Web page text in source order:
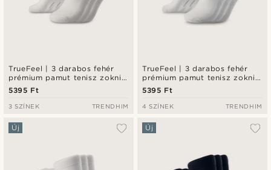
TrueFeel | 3 darabos fehér
prémium pamut tenisz zokni
piros és kék csíkos részlettel
5395 Ft
3 SZÍNEK TRENDHIM
TrueFeel | 3 darabos fehér
prémium pamut tenisz zokni
szett
5395 Ft
4 SZÍNEK TRENDHIM
Új Új